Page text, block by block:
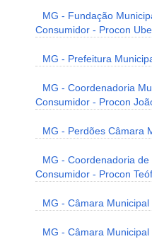
MG - Fundação
Consumidor - Procon
MG - Prefeitura
MG - Coordenadoria
Consumidor - Procon
MG - Perdões Câmara
MG - Coordenadoria
Consumidor - Procon
MG - Câmara
MG - Câmara